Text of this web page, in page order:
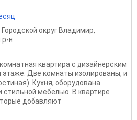
Городской округ Владимир,
р-н
квартира с дизайнерским
Две комнаты изолированы, и
Кухня, оборудована
стильной мебелью. В квартире
добавляют